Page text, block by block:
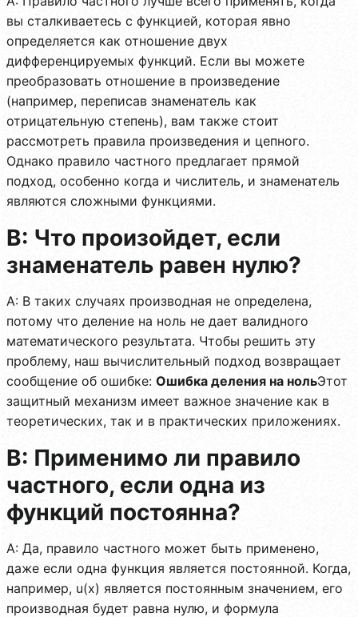
вы сталкиваетесь с функцией, которая явно
определяется как отношение двух
дифференцируемых функций. Если вы можете
преобразовать отношение в произведение
(например, переписав знаменатель как
отрицательную степень), вам также стоит
рассмотреть правила произведения и цепного.
Однако правило частного предлагает прямой
подход, особенно когда и числитель, и знаменатель
являются сложными функциями.
В: Что произойдет, если
знаменатель равен нулю?
A: В таких случаях производная не определена,
потому что деление на ноль не дает валидного
математического результата. Чтобы решить эту
проблему, наш вычислительный подход возвращает
сообщение об ошибке: Ошибка деления на нольЭтот
защитный механизм имеет важное значение как в
теоретических, так и в практических приложениях.
В: Применимо ли правило
частного, если одна из
функций постоянна?
A: Да, правило частного может быть применено,
даже если одна функция является постоянной. Когда,
например, u(x) является постоянным значением, его
производная будет равна нулю, и формула